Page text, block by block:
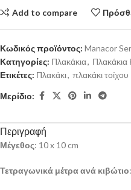
Add to compare
Κωδικός προϊόντος: Manacor
Κατηγορίες: Πλακάκια, Πλακάκια
Ετικέτες: Πλακάκι, πλακάκι τοίχου
Μερίδιο:
Περιγραφή
Μέγεθος: 10 x 10 cm
Τετραγωνικά μέτρα ανά κιβώτιο